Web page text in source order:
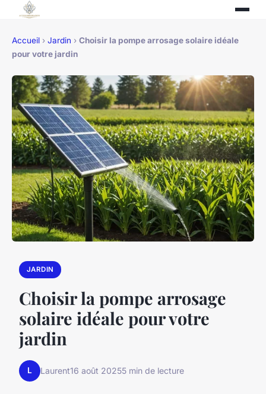
Accueil › Jardin › Choisir la pompe arrosage solaire idéale
pour votre jardin
JARDIN
Choisir la pompe arrosage
solaire idéale pour votre
jardin
L Laurent16 août 20255 min de lecture